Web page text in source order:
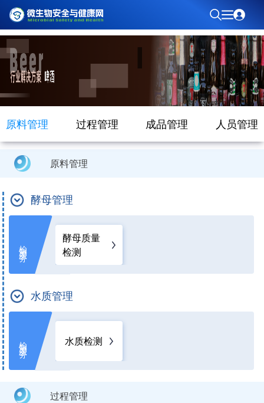
原料管理 过程管理 成品管理 人员管理
原料管理
酵母管理
检测服务
酵母质量
检测
水质管理
检测服务 水质检测
过程管理